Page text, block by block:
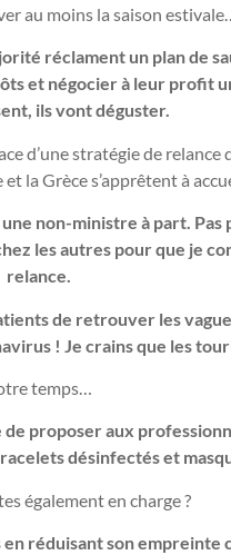
au moins la saison
réclament un plan de
et négocier à leur profit
ils vont déguster.
d’une stratégie de
la Grèce s’apprêtent à
non-ministre à part. Pas
les autres pour que je
relance.
de retrouver les
! Je crains que les
temps…
proposer aux
désinfectés et
également en charge ?
en réduisant son